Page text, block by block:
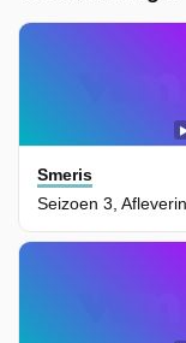
Smeris